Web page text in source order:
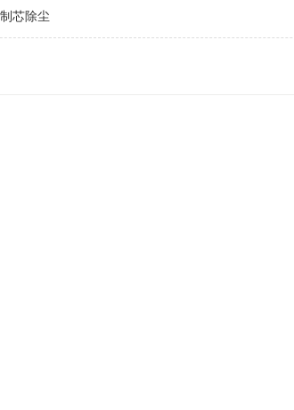
芯除尘